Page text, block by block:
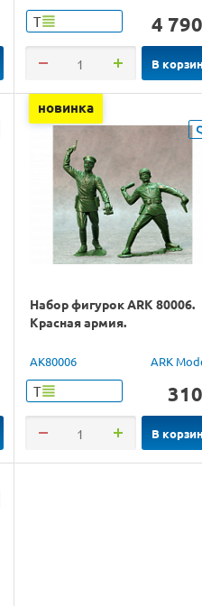
Т 4 790
В
новинка
Набор фигурок ARK 80006.
Красная армия.
AK80006 ARK
Т 310
В